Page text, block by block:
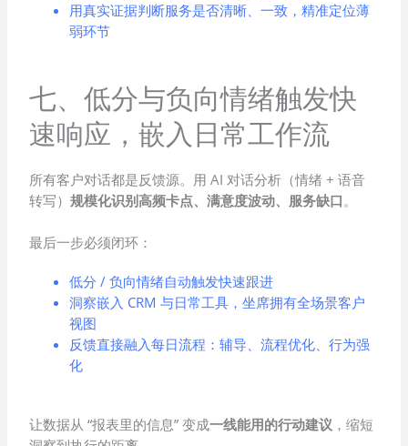
用真实证据判断服务是否清晰、一致，精准定位薄
弱环节
七、低分与负向情绪触发快
速响应，嵌入日常工作流
所有客户对话都是反馈源。用 AI 对话分析（情绪 + 语音
转写）规模化识别高频卡点、满意度波动、服务缺口。
最后一步必须闭环：
低分 / 负向情绪自动触发快速跟进
洞察嵌入 CRM 与日常工具，坐席拥有全场景客户
视图
反馈直接融入每日流程：辅导、流程优化、行为强
化
让数据从 “报表里的信息” 变成一线能用的行动建议 ，缩短